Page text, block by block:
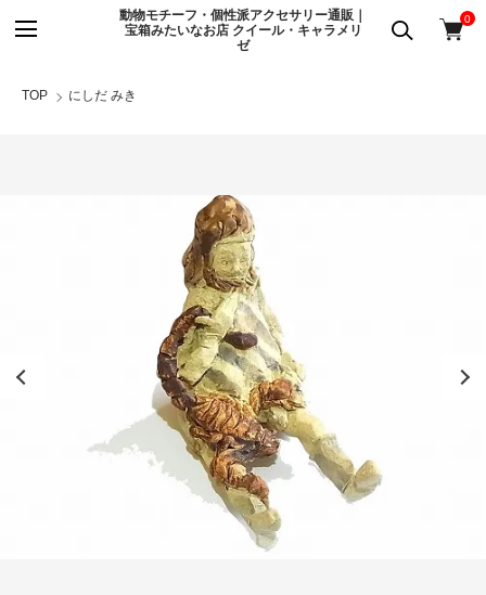
動物モチーフ・個性派アクセサリー通販｜
宝箱みたいなお店 クイール・キャラメリ
ゼ
0
TOP にしだ みき